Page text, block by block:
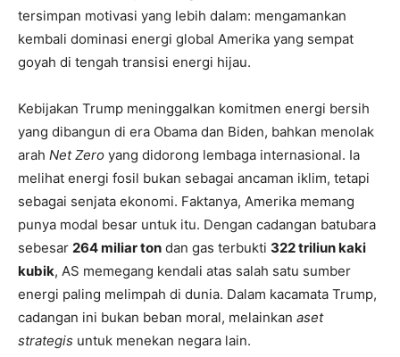
tersimpan motivasi yang lebih dalam: mengamankan
kembali dominasi energi global Amerika yang sempat
goyah di tengah transisi energi hijau.
Kebijakan Trump meninggalkan komitmen energi bersih
yang dibangun di era Obama dan Biden, bahkan menolak
arah Net Zero yang didorong lembaga internasional. Ia
melihat energi fosil bukan sebagai ancaman iklim, tetapi
sebagai senjata ekonomi. Faktanya, Amerika memang
punya modal besar untuk itu. Dengan cadangan batubara
sebesar 264 miliar ton dan gas terbukti 322 triliun kaki
kubik, AS memegang kendali atas salah satu sumber
energi paling melimpah di dunia. Dalam kacamata Trump,
cadangan ini bukan beban moral, melainkan aset
strategis untuk menekan negara lain.